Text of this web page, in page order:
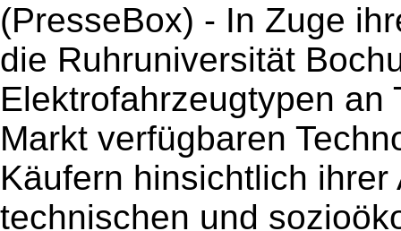
(PresseBox) - In Zuge
die Ruhruniversität
Elektrofahrzeugtypen an
Markt verfügbaren
Käufern hinsichtlich
technischen und